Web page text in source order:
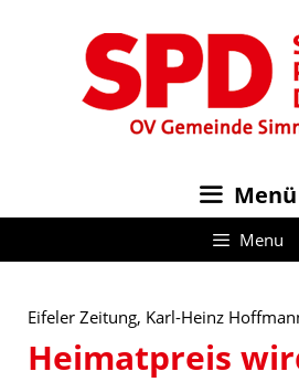
Menü
Menu
Eifeler Zeitung, Karl-Heinz
Heimatpreis